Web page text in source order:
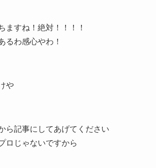
ますね！絶対！！！！
るわ感心やわ！
や
ら記事にしてあげてください
ロじゃないですから